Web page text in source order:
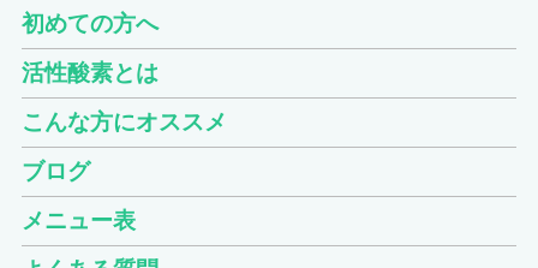
初めての方へ
活性酸素とは
こんな方にオススメ
ブログ
メニュー表